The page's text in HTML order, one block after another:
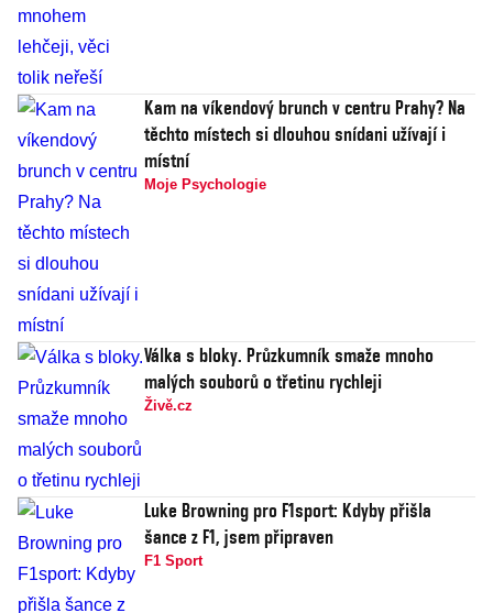
Kam na víkendový brunch v centru Prahy? Na
těchto místech si dlouhou snídani užívají i
místní
Moje Psychologie
Válka s bloky. Průzkumník smaže mnoho
malých souborů o třetinu rychleji
Živě.cz
Luke Browning pro F1sport: Kdyby přišla
šance z F1, jsem připraven
F1 Sport